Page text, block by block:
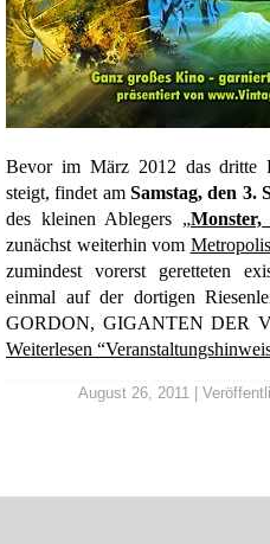
Bevor im März 2012 das dritte
steigt, findet am Samstag, den 3.
des kleinen Ablegers „
zunächst weiterhin vom Metropolis
zumindest vorerst geretteten
einmal auf der dortigen
GORDON, GIGANTEN DER
Weiterlesen
August 26, 2011 |